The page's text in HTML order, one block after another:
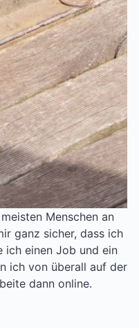
Menschen an
ganz sicher, dass ich
einen Job und ein
ich von überall auf der
dann online.